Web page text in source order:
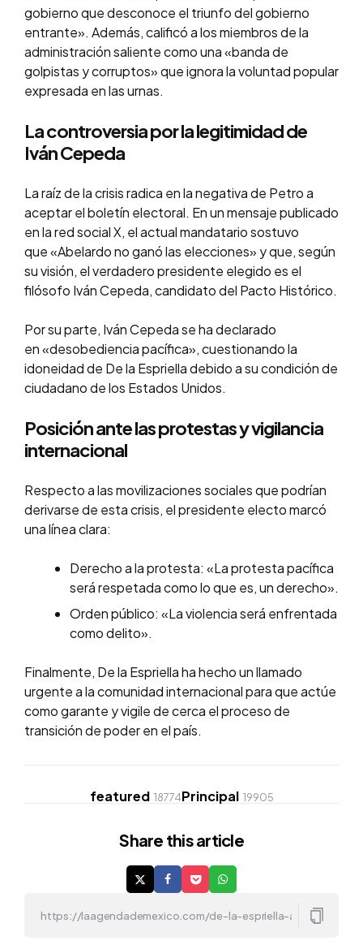
gobierno que desconoce el triunfo del gobierno
entrante». Además, calificó a los miembros de la
administración saliente como una «banda de
golpistas y corruptos» que ignora la voluntad popular
expresada en las urnas.
La controversia por la legitimidad de
Iván Cepeda
La raíz de la crisis radica en la negativa de Petro a
aceptar el boletín electoral. En un mensaje publicado
en la red social X, el actual mandatario sostuvo
que «Abelardo no ganó las elecciones» y que, según
su visión, el verdadero presidente elegido es el
filósofo Iván Cepeda, candidato del Pacto Histórico.
Por su parte, Iván Cepeda se ha declarado
en «desobediencia pacífica», cuestionando la
idoneidad de De la Espriella debido a su condición de
ciudadano de los Estados Unidos.
Posición ante las protestas y vigilancia
internacional
Respecto a las movilizaciones sociales que podrían
derivarse de esta crisis, el presidente electo marcó
una línea clara:
Derecho a la protesta: «La protesta pacífica
será respetada como lo que es, un derecho».
Orden público: «La violencia será enfrentada
como delito».
Finalmente, De la Espriella ha hecho un llamado
urgente a la comunidad internacional para que actúe
como garante y vigile de cerca el proceso de
transición de poder en el país.
featured 18774Principal 19905
Share this article